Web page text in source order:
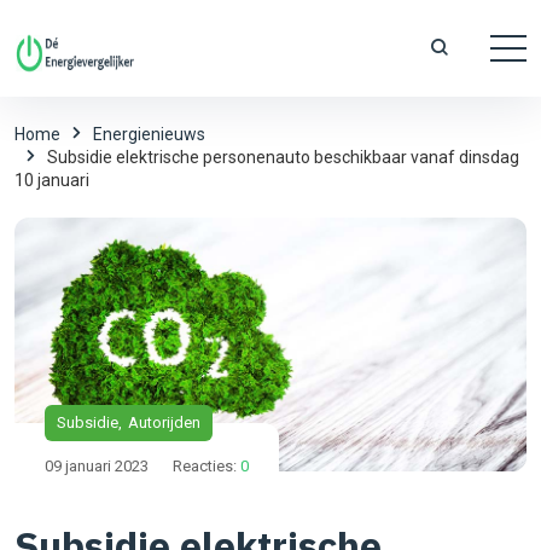
Home
Energienieuws
Subsidie elektrische personenauto beschikbaar vanaf dinsdag
10 januari
Subsidie Autorijden
09 januari 2023 Reacties: 0